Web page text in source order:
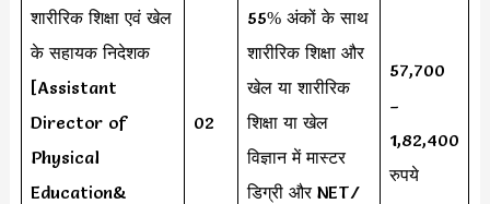
शारीरिक शिक्षा एवं खेल
के सहायक निदेशक
[Assistant
Director of
Physical
Education&
02
55% अंकों के साथ
शारीरिक शिक्षा और
खेल या शारीरिक
शिक्षा या खेल
विज्ञान में मास्टर
डिग्री और NET/
57,700
–
1,82,400
रुपये